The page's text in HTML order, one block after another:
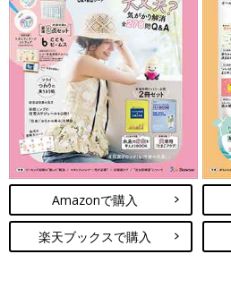
Amazonで購入
楽天ブックスで購入